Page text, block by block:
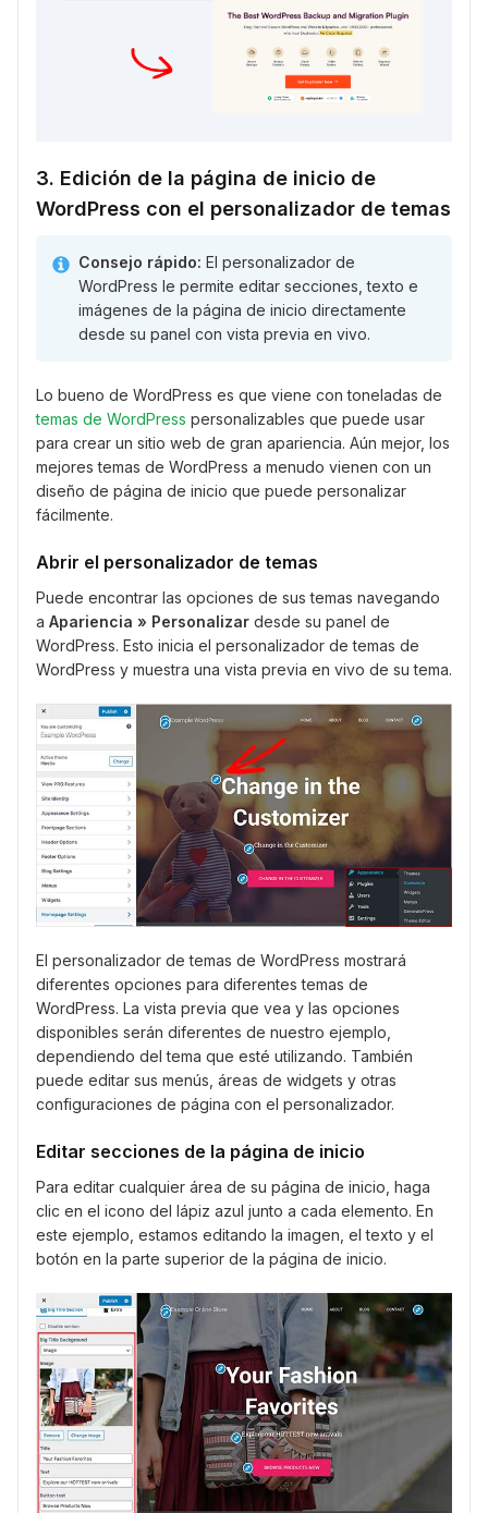
3. Edición de la página de inicio de
WordPress con el personalizador de temas
Consejo rápido: El personalizador de
WordPress le permite editar secciones, texto e
imágenes de la página de inicio directamente
desde su panel con vista previa en vivo.
Lo bueno de WordPress es que viene con toneladas de
temas de WordPress personalizables que puede usar
para crear un sitio web de gran apariencia. Aún mejor, los
mejores temas de WordPress a menudo vienen con un
diseño de página de inicio que puede personalizar
fácilmente.
Abrir el personalizador de temas
Puede encontrar las opciones de sus temas navegando
a Apariencia » Personalizar desde su panel de
WordPress. Esto inicia el personalizador de temas de
WordPress y muestra una vista previa en vivo de su tema.
El personalizador de temas de WordPress mostrará
diferentes opciones para diferentes temas de
WordPress. La vista previa que vea y las opciones
disponibles serán diferentes de nuestro ejemplo,
dependiendo del tema que esté utilizando. También
puede editar sus menús, áreas de widgets y otras
configuraciones de página con el personalizador.
Editar secciones de la página de inicio
Para editar cualquier área de su página de inicio, haga
clic en el icono del lápiz azul junto a cada elemento. En
este ejemplo, estamos editando la imagen, el texto y el
botón en la parte superior de la página de inicio.